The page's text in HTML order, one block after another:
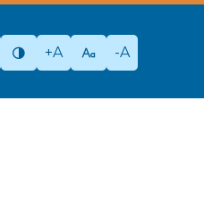
+A -A